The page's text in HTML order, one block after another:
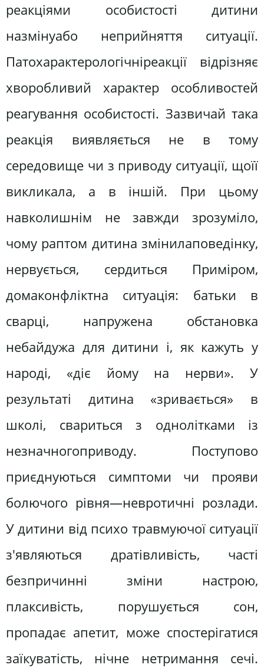
реакціями особистості дитини
назмінуабо неприйняття ситуації.
Патохарактерологічніреакції відрізняє
хворобливий характер особливостей
реагування особистості. Зазвичай така
реакція виявляється не в тому
середовище чи з приводу ситуації, щоїї
викликала, а в іншій. При цьому
навколишнім не завжди зрозуміло,
чому раптом дитина змінилаповедінку,
нервується, сердиться Приміром,
домаконфліктна ситуація: батьки в
сварці, напружена обстановка
небайдужа для дитини і, як кажуть у
народі, «діє йому на нерви». У
результаті дитина «зривається» в
школі, свариться з однолітками із
незначногоприводу. Поступово
приєднуються симптоми чи прояви
болючого рівня—невротичні розлади.
У дитини від психо травмуючої ситуації
з'являються дратівливість, часті
безпричинні зміни настрою,
плаксивість, порушується сон,
пропадає апетит, може спостерігатися
заїкуватість, нічне нетримання сечі.